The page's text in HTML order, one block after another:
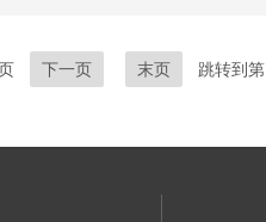
下一页 末页 跳转到第